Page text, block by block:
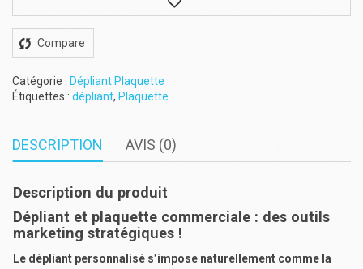
Compare
Catégorie : Dépliant Plaquette
Étiquettes : dépliant, Plaquette
DESCRIPTION AVIS (0)
Description du produit
Dépliant et plaquette commerciale : des outils
marketing stratégiques !
Le dépliant personnalisé s’impose naturellement comme la